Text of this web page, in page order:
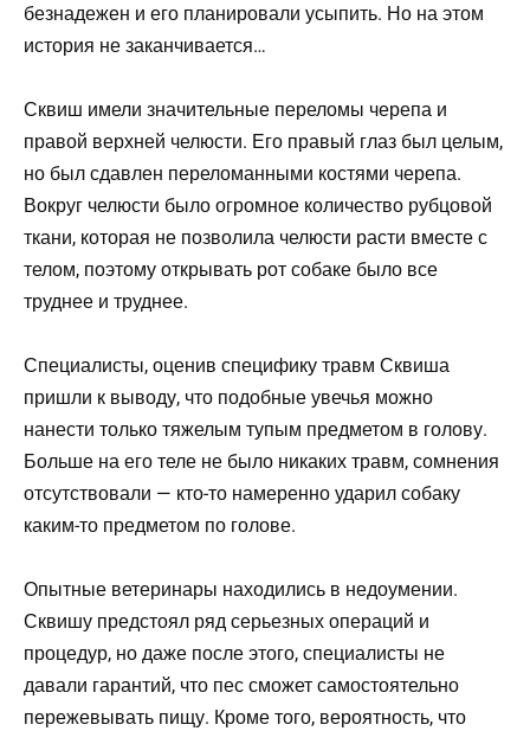
Сквиш имели значительные переломы черепа и
правой верхней челюсти. Его правый глаз был целым,
но был сдавлен переломанными костями черепа.
Вокруг челюсти было огромное количество рубцовой
ткани, которая не позволила челюсти расти вместе с
телом, поэтому открывать рот собаке было все
труднее и труднее.
Специалисты, оценив специфику травм Сквиша
пришли к выводу, что подобные увечья можно
нанести только тяжелым тупым предметом в голову.
Больше на его теле не было никаких травм, сомнения
отсутствовали — кто-то намеренно ударил собаку
каким-то предметом по голове.
Опытные ветеринары находились в недоумении.
Сквишу предстоял ряд серьезных операций и
процедур, но даже после этого, специалисты не
давали гарантий, что пес сможет самостоятельно
пережевывать пищу. Кроме того, вероятность, что